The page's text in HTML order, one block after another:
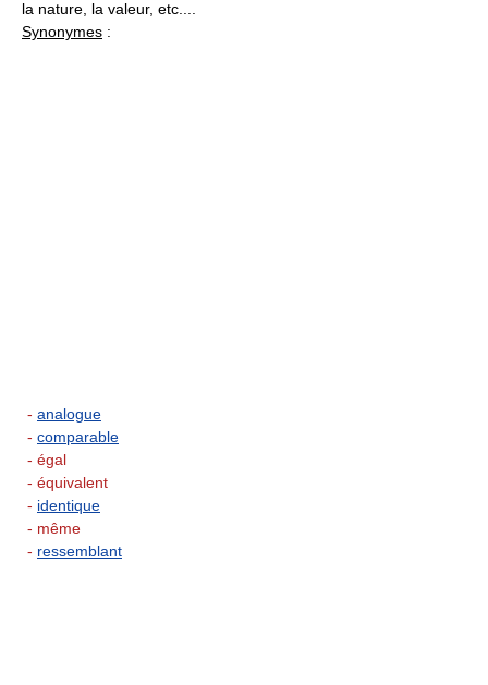
la nature, la valeur, etc....
Synonymes :
- analogue
- comparable
- égal
- équivalent
- identique
- même
- ressemblant